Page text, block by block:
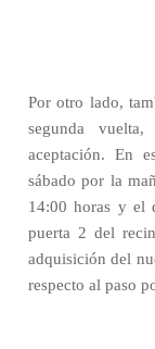
Por otro lado,
segunda
aceptación. En
sábado por la
14:00 horas y el
puerta 2 del
adquisición del
respecto al paso